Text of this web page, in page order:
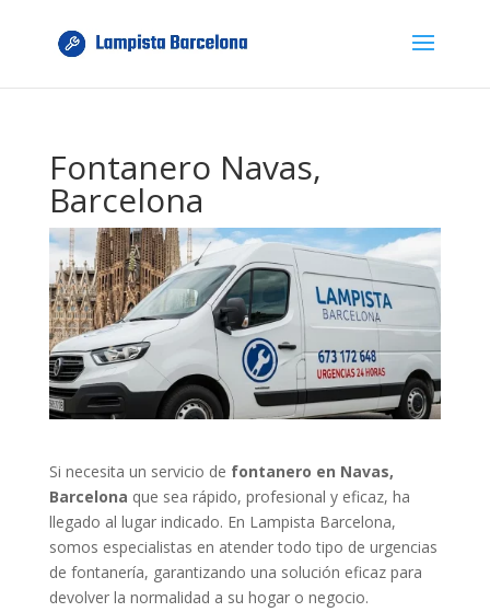
Fontanero Navas,
Barcelona
Si necesita un servicio de fontanero en Navas,
Barcelona que sea rápido, profesional y eficaz, ha
llegado al lugar indicado. En Lampista Barcelona,
somos especialistas en atender todo tipo de urgencias
de fontanería, garantizando una solución eficaz para
devolver la normalidad a su hogar o negocio.